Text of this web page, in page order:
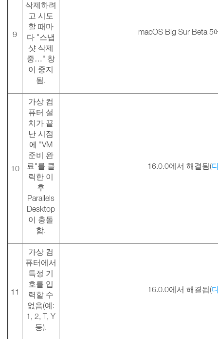
9
삭제하려
고 시도
할 때마
다 "스냅
샷 삭제
중…" 창
이 중지
됨.
macOS Big Sur Beta 5
10
가상 컴
퓨터 설
치가 끝
난 시점
에 "VM
준비 완
료"를 클
릭한 이
후
Parallels
Desktop
이 충돌
함.
16.0.0에서 해결됨(
11
가상 컴
퓨터에서
특정 기
호를 입
력할 수
없음(예:
1, 2, T, Y
등).
16.0.0에서 해결됨(